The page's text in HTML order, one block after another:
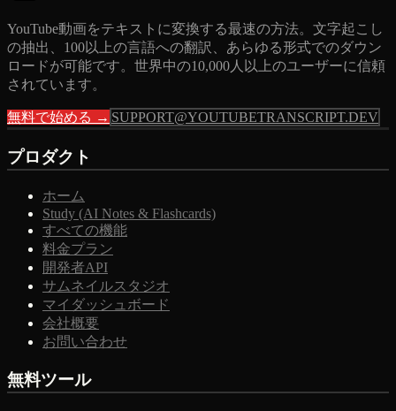
YouTube動画をテキストに変換する最速の方法。文字起こし
の抽出、100以上の言語への翻訳、あらゆる形式でのダウン
ロードが可能です。世界中の10,000人以上のユーザーに信頼
されています。
無料で始める → SUPPORT@YOUTUBETRANSCRIPT.DEV
プロダクト
ホーム
Study (AI Notes & Flashcards)
すべての機能
料金プラン
開発者API
サムネイルスタジオ
マイダッシュボード
会社概要
お問い合わせ
無料ツール